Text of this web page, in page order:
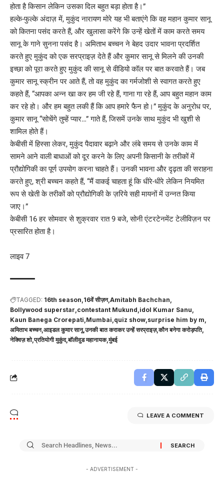
होता है किसान लेकिन उसका दिल बहुत बड़ा होता है।”
हल्के-फुल्के अंदाज़ में, मुकुंद नारायण मोरे यह भी बताएंगे कि वह महान कुमार सानू
को कितना पसंद करते हैं, और खुलासा करेंगे कि उन्हें खेतों में काम करते समय
सानू के गाने सुनना पसंद है। अमिताभ बच्चन ने बेहद उदार भावना प्रदर्शित
करते हुए मुकुंद को एक सरप्राइज़ देते हैं और कुमार सानू से मिलने की उनकी
इच्छा को पूरा करते हुए मुकुंद की सानू से वीडियो कॉल पर बात करवाते हैं। जब
कुमार सानू स्क्रीन पर आते हैं, तो वह मुकुंद का गर्मजोशी से स्वागत करते हुए
कहते हैं, “आपका अन्न खा कर हम जी रहे हैं, गाना गा रहे हैं, आप बहुत महान काम
कर रहे हो। और हम बहुत लकी हैं कि आप हमारे फैन हो।” मुकुंद के अनुरोध पर,
कुमार सानू “सोचेंगे तुम्हें प्यार…” गाते हैं, जिसमें उनके साथ मुकुंद भी खुशी से
शामिल होते हैं।
केबीसी में हिस्सा लेकर, मुकुंद पैदावार बढ़ाने और लंबे समय से उनके काम में
सामने आने वाली बाधाओं को दूर करने के लिए अपनी किसानी के तरीकों में
प्रौद्योगिकी का पूर्ण उपयोग करना चाहते हैं। उनकी भावना और दृढ़ता की सराहना
करते हुए, श्री बच्चन कहते हैं, “मैं वाकई चाहता हूं कि धीरे-धीरे लेकिन नियमित
रूप से खेती के तरीकों को प्रौद्योगिकी के ज़रिये सही मायनों में उन्नत किया
जाए।”
केबीसी 16 हर सोमवार से शुक्रवार रात 9 बजे, सोनी एंटरटेनमेंट टेलीविज़न पर
प्रसारित होता है।
लाइव 7
TAGGED: 16th season 16वें सीज़न Amitabh Bachchan
Bollywood superstar contestant Mukund idol Kumar Sanu
Kaun Banega Crorepati Mumbai quiz show surprise him by m
अमिताभ बच्चन आइडल कुमार सानू उनकी बात कराकर उन्हें सरप्राइज़ कौन बनेगा करोड़पति
नेक्विज़ शो प्रतियोगी मुकुंद बॉलीवुड महानायक मुंबई
LEAVE A COMMENT
- ADVERTISEMENT -